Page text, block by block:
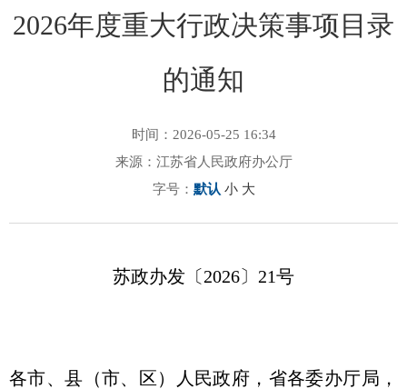
2026年度重大行政决策事项目录
的通知
时间：2026-05-25 16:34
来源：江苏省人民政府办公厅
字号： 默认 小 大
苏政办发〔2026〕21号
各市、县（市、区）人民政府，省各委办厅局，